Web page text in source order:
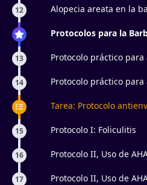
12 Alopecia areata en la
Protocolos para la
13 Protocolo práctico
14 Protocolo práctico
Tarea: Protocolo
15 Protocolo I: Foliculitis
16
Protocolo II, Uso de
17
Protocolo II, Uso de